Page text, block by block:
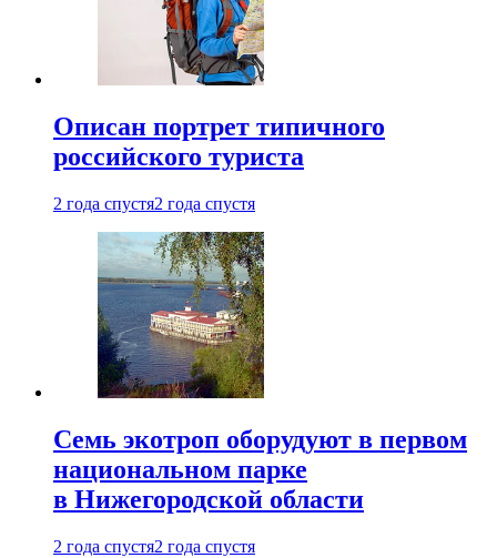
Описан портрет типичного
российского туриста
2 года спустя2 года спустя
Семь экотроп оборудуют в первом
национальном парке
в Нижегородской области
2 года спустя2 года спустя